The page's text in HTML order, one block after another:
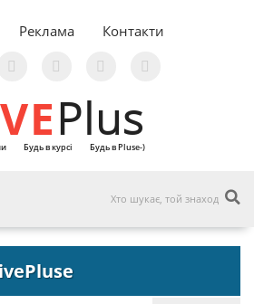
Реклама Контакти
Plus
Будь в курсі Будь в Pluse-)